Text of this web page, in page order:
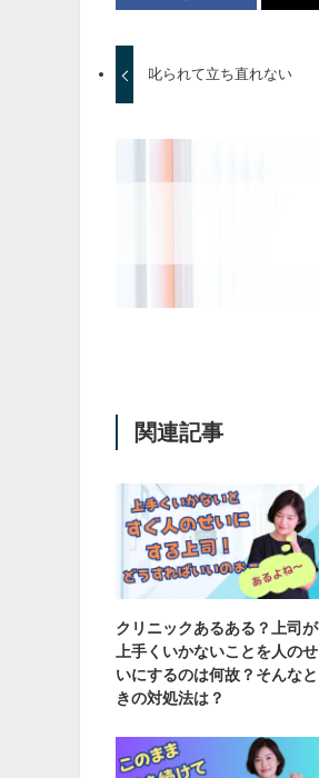
叱られて立ち直れない
関連記事
クリニックあるある？上司が
上手くいかないことを人のせ
いにするのは何故？そんなと
きの対処法は？